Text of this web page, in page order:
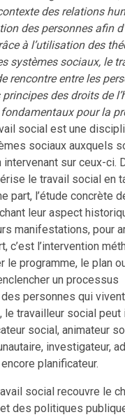
des relations
des personnes afin
à l’utilisation des
systèmes sociaux, le
rencontre entre les
des droits de
pour la
social est une
sociaux auxquels
sur ceux-ci.
le travail social en
part, l’étude concrète
leur aspect
manifestations, pour
c’est l’intervention
le programme, le plan
un processus
des personnes qui
le travailleur social peut
social, animateur
investigateur,
planificateur.
social recouvre le
des politiques